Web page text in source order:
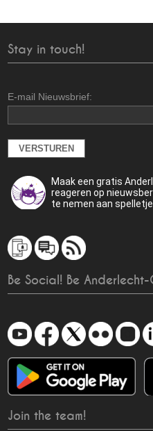
Stay in touch!
E-mail Nieuwsbrief:
Maak een gratis
reageren op
te nemen aan
Be Social! Be Anderlecht-
Join the team!